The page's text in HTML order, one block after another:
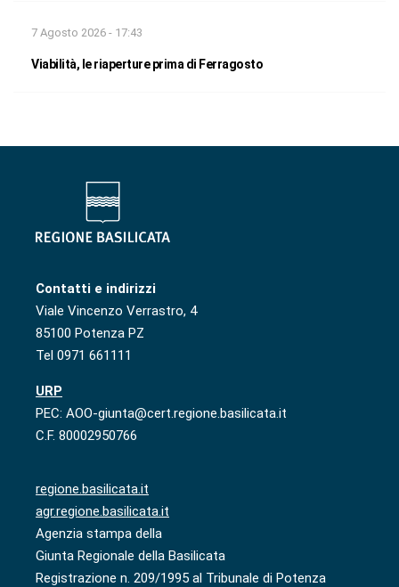
7 Agosto 2026 - 17:43
Viabilità, le riaperture prima di Ferragosto
Contatti e indirizzi
Viale Vincenzo Verrastro, 4
85100 Potenza PZ
Tel 0971 661111
URP
PEC: AOO-giunta@cert.regione.basilicata.it
C.F. 80002950766
regione.basilicata.it
agr.regione.basilicata.it
Agenzia stampa della
Giunta Regionale della Basilicata
Registrazione n. 209/1995 al Tribunale di Potenza